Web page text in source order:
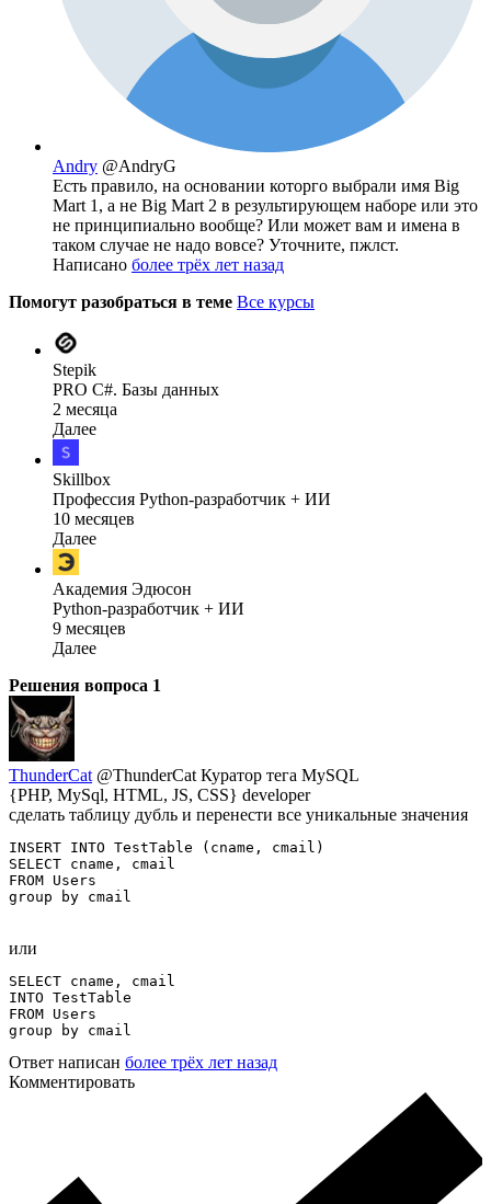
Andry @AndryG
Есть правило, на основании которго выбрали имя Big
Mart 1, а не Big Mart 2 в результирующем наборе или это
не принципиально вообще? Или может вам и имена в
таком случае не надо вовсе? Уточните, пжлст.
Написано более трёх лет назад
Помогут разобраться в теме Все курсы
Stepik
PRO C#. Базы данных
2 месяца
Далее
Skillbox
Профессия Python-разработчик + ИИ
10 месяцев
Далее
Академия Эдюсон
Python-разработчик + ИИ
9 месяцев
Далее
Решения вопроса 1
ThunderCat @ThunderCat Куратор тега MySQL
{PHP, MySql, HTML, JS, CSS} developer
сделать таблицу дубль и перенести все уникальные значения
INSERT INTO TestTable (cname, cmail)
SELECT cname, cmail
FROM Users
group by cmail
или
SELECT cname, cmail
INTO TestTable
FROM Users
group by cmail
Ответ написан более трёх лет назад
Комментировать